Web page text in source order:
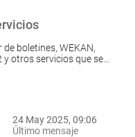
de boletines, WEKAN,
otros servicios que se…
24 May 2025, 09:06
Último mensaje